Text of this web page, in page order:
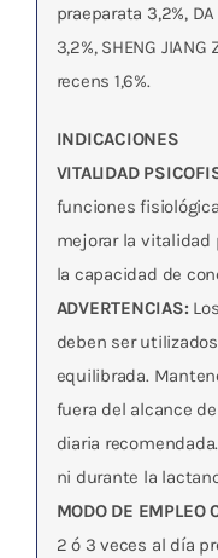
praeparata 3,2%,
3,2%, SHENG
recens 1,6%.
INDICACIONES
VITALIDAD
funciones
mejorar la vitalidad
la capacidad de
ADVERTENCIAS:
deben ser
equilibrada.
fuera del alcance
diaria
ni durante la
MODO DE EMPLEO
2 ó 3 veces al día